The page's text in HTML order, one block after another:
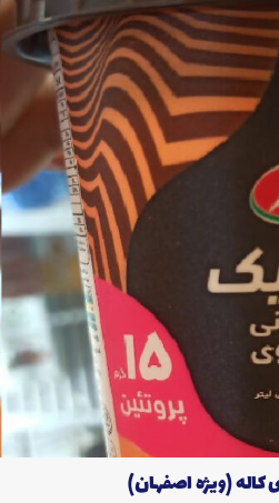
کاله (ویژه اصفهان)